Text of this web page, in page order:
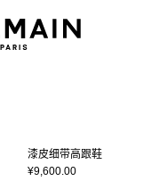
漆皮细带高跟鞋
¥9,600.00